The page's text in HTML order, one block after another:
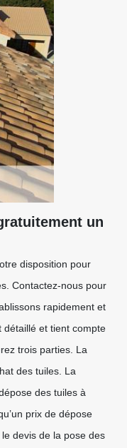
un
disposition pour
Contactez-nous pour
rapidement et
détaillé et tient compte
trois parties. La
des tuiles. La
des tuiles à
prix de dépose
devis de la pose des